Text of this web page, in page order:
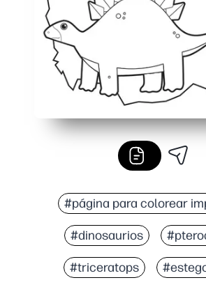
#página para colorear
#dinosaurios
#triceratops